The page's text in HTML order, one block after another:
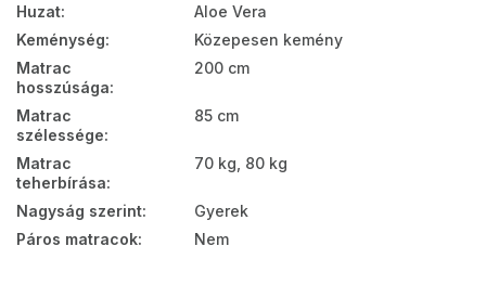
Huzat:
Aloe Vera
Keménység:
Közepesen kemény
Matrac
hosszúsága:
200 cm
Matrac
szélessége:
85 cm
Matrac
teherbírása:
70 kg, 80 kg
Nagyság szerint:
Gyerek
Páros matracok: Nem